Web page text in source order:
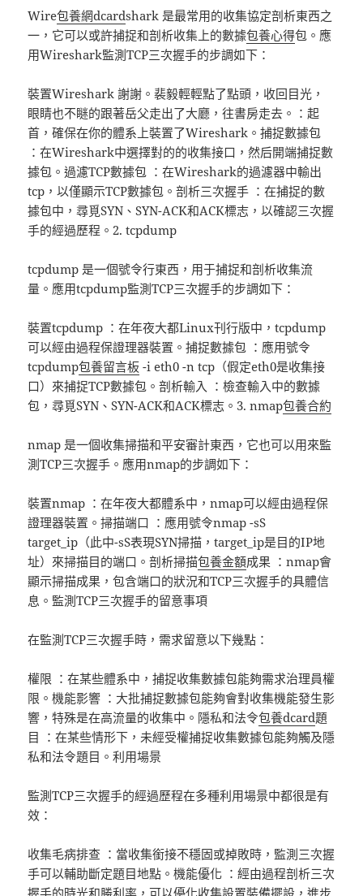
Wire包養網dcardshark 是最常用的收集協定剖析東西之
一，它可以或許捕捉和剖析收集上的數據包養心得包。應
用Wireshark監測TCP三次握手的步調如下：
裝置Wireshark 謝謝。裴毅輕輕點了點頭，收回目光，
眼睛也不瞇的跟著岳父走出了大廳，往書房走去。：起
首，確保在你的體系上裝置了Wireshark。捕捉數據包
：在Wireshark中選擇對的的收集接口，然后開端捕捉數
據包。過濾TCP數據包 ：在Wireshark的過濾器中輸出
tcp，以僅顯示TCP數據包。剖析三次握手 ：在捕捉的數
據包中，尋覓SYN、SYN-ACK和ACK標志，以確認三次握
手的經過歷程。2. tcpdump
tcpdump 是一個號令行東西，用于捕捉和剖析收集流
量。應用tcpdump監測TCP三次握手的步調如下：
裝置tcpdump ：在年夜大都Linux刊行版中，tcpdump
可以經由過程保證理器裝置。捕捉數據包 ：應用號令
tcpdump包養留言板 -i eth0 -n tcp（假定eth0是收集接
口）來捕捉TCP數據包。剖析輸入 ：檢查輸入中的數據
包，尋覓SYN、SYN-ACK和ACK標志。3. nmap包養合約
nmap 是一個收集掃描和平安審計東西，它也可以用來監
測TCP三次握手。應用nmap的步調如下：
裝置nmap ：在年夜大都體系中，nmap可以經由過程保
證理器裝置。掃描端口 ：應用號令nmap -sS
target_ip（此中-sS表現SYN掃描，target_ip是目的IP地
址）來掃描目的端口。剖析掃描包養金額成果 ：nmap會
顯示掃描成果，包含端口的狀況和TCP三次握手的具體信
息。監測TCP三次握手的留意事項
在監測TCP三次握手時，需求留意以下幾點：
權限 ：在某些體系中，捕捉收集數據包能夠需求治理員權
限。機能影響 ：大批捕捉數據包能夠會對收集機能發生影
響，特殊是在高流量的收集中。隱私和法令包養dcard題
目 ：在某些情形下，未經受權捕捉收集數據包能夠觸及隱
私和法令題目。利用場景
監測TCP三次握手的經過歷程在多種利用場景中都很是有
效：
收集毛病排查 ：當收集銜接不穩固或掉敗時，監測三次握
手可以輔助斷定題目地點。機能優化 ：經由過程剖析三次